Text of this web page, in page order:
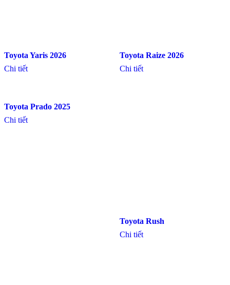
Toyota Yaris 2026
Chi tiết
Toyota Raize 2026
Chi tiết
Toyota Prado 2025
Chi tiết
Toyota Rush
Chi tiết